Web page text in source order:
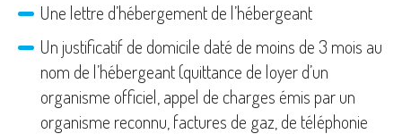
Une lettre d’hébergement de l’hébergeant
Un justificatif de domicile daté de moins de 3 mois au
nom de l’hébergeant (quittance de loyer d’un
organisme officiel, appel de charges émis par un
organisme reconnu, factures de gaz, de téléphonie